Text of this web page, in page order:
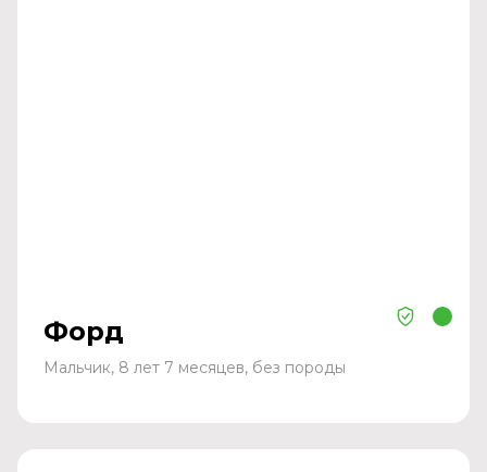
Форд
Мальчик, 8 лет 7 месяцев, без породы